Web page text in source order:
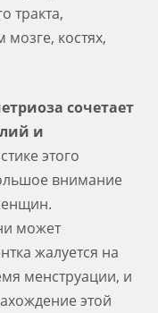
тракта,
костях,
сочетает
и
этого
внимание
может
жалуется на
менструации, и
этой